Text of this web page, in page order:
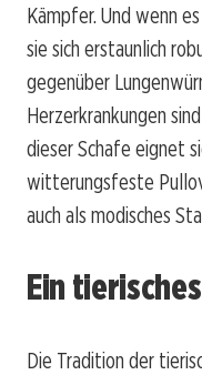
Kämpfer. Und wenn
sie sich erstaunlich
gegenüber
Herzerkrankungen
dieser Schafe eignet
witterungsfeste
auch als modisches
Ein
Die Tradition der